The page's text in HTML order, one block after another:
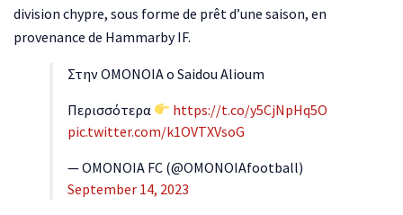
division chypre, sous forme de prêt d’une saison, en
provenance de Hammarby IF.
Στην ΟΜΟΝΟΙΑ ο Saidou Alioum
Περισσότερα
https://t.co/y5CjNpHq5O
pic.twitter.com/k1OVTXVsoG
— OMONOIA FC (@OMONOIAfootball)
September 14, 2023